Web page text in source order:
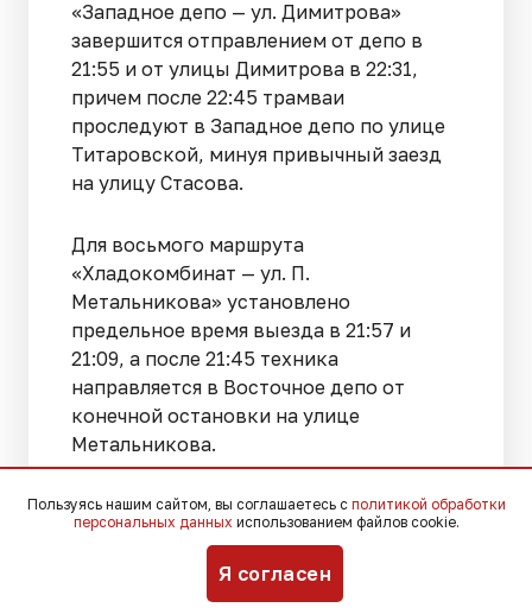
«Западное депо — ул. Димитрова»
завершится отправлением от депо в
21:55 и от улицы Димитрова в 22:31,
причем после 22:45 трамваи
проследуют в Западное депо по улице
Титаровской, минуя привычный заезд
на улицу Стасова.
Для восьмого маршрута
«Хладокомбинат — ул. П.
Метальникова» установлено
предельное время выезда в 21:57 и
21:09, а после 21:45 техника
направляется в Восточное депо от
конечной остановки на улице
Метальникова.
20-й маршрут «Хладокомбинат — ул.
Декабристов» предполагает последние
отправления в 21:51 и 21:42, после чего с
22:00 трамваи от улицы Декабристов
Пользуясь нашим сайтом, вы соглашаетесь с политикой обработки
персональных данных использованием файлов cookie.
Я согласен